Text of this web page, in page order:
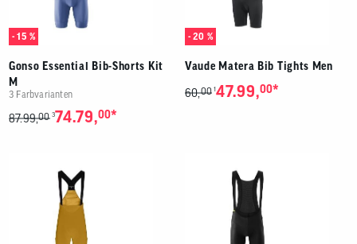
- 15 %
Gonso Essential Bib-Shorts Kit
M
3 Farbvarianten
87.99,00 374.79,00*
- 20 %
Vaude Matera Bib Tights Men
60,00 147.99,00*